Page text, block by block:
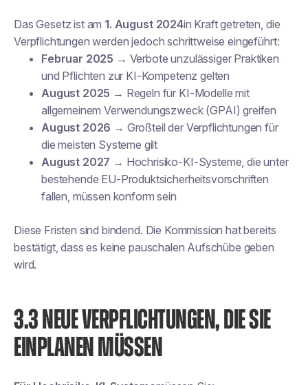
Das Gesetz ist am 1. August 2024in Kraft getreten, die
Verpflichtungen werden jedoch schrittweise eingeführt:
Februar 2025 → Verbote unzulässiger Praktiken
und Pflichten zur KI-Kompetenz gelten
August 2025 → Regeln für KI-Modelle mit
allgemeinem Verwendungszweck (GPAI) greifen
August 2026 → Großteil der Verpflichtungen für
die meisten Systeme gilt
August 2027 → Hochrisiko-KI-Systeme, die unter
bestehende EU-Produktsicherheitsvorschriften
fallen, müssen konform sein
Diese Fristen sind bindend. Die Kommission hat bereits
bestätigt, dass es keine pauschalen Aufschübe geben
wird.
3.3 NEUE VERPFLICHTUNGEN, DIE SIE
EINPLANEN MÜSSEN